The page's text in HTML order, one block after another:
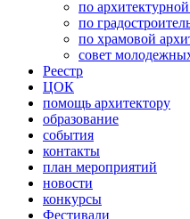
по
по
по храмовой
совет
Реестр
ЦОК
помощь архитектору
образование
события
контакты
план мероприятий
новости
конкурсы
Фестивали